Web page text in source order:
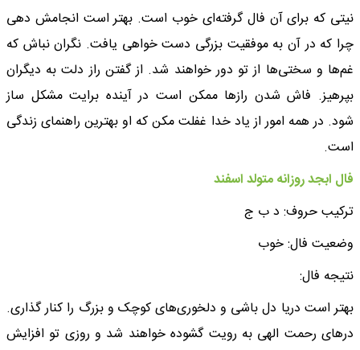
نیتی که برای آن فال گرفته‌ای خوب است. بهتر است انجامش دهی
چرا که در آن به موفقیت بزرگی دست خواهی یافت. نگران نباش که
غم‌ها و سختی‌ها از تو دور خواهند شد. از گفتن راز دلت به دیگران
بپرهیز. فاش شدن رازها ممکن است در آینده برایت مشکل ساز
شود. در همه امور از یاد خدا غفلت مکن که او بهترین راهنمای زندگی
است.
فال ابجد روزانه متولد اسفند
ترکیب حروف: د ب ج
وضعیت فال: خوب
نتیجه فال:
بهتر است دریا دل باشی و دلخوری‌های کوچک و بزرگ را کنار گذاری.
درهای رحمت الهی به رویت گشوده خواهند شد و روزی تو افزایش